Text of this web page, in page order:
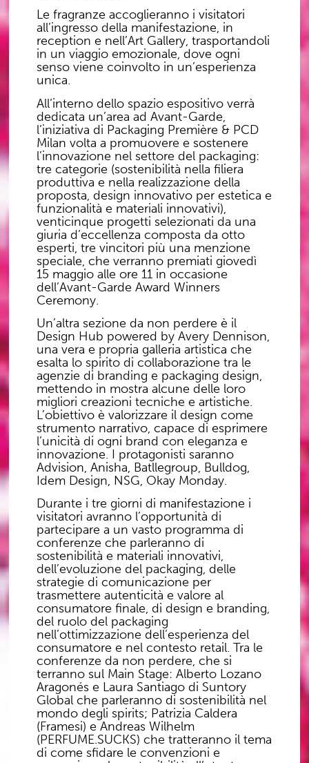
Le fragranze accoglieranno i visitatori
all’ingresso della manifestazione, in
reception e nell’Art Gallery, trasportandoli
in un viaggio emozionale, dove ogni
senso viene coinvolto in un’esperienza
unica.
All’interno dello spazio espositivo verrà
dedicata un’area ad Avant-Garde,
l’iniziativa di Packaging Première & PCD
Milan volta a promuovere e sostenere
l’innovazione nel settore del packaging:
tre categorie (sostenibilità nella filiera
produttiva e nella realizzazione della
proposta, design innovativo per estetica e
funzionalità e materiali innovativi),
venticinque progetti selezionati da una
giuria d’eccellenza composta da otto
esperti, tre vincitori più una menzione
speciale, che verranno premiati giovedì
15 maggio alle ore 11 in occasione
dell’Avant-Garde Award Winners
Ceremony.
Un’altra sezione da non perdere è il
Design Hub powered by Avery Dennison,
una vera e propria galleria artistica che
esalta lo spirito di collaborazione tra le
agenzie di branding e packaging design,
mettendo in mostra alcune delle loro
migliori creazioni tecniche e artistiche.
L’obiettivo è valorizzare il design come
strumento narrativo, capace di esprimere
l’unicità di ogni brand con eleganza e
innovazione. I protagonisti saranno
Advision, Anisha, Batllegroup, Bulldog,
Idem Design, NSG, Okay Monday.
Durante i tre giorni di manifestazione i
visitatori avranno l’opportunità di
partecipare a un vasto programma di
conferenze che parleranno di
sostenibilità e materiali innovativi,
dell’evoluzione del packaging, delle
strategie di comunicazione per
trasmettere autenticità e valore al
consumatore finale, di design e branding,
del ruolo del packaging
nell’ottimizzazione dell’esperienza del
consumatore e nel contesto retail. Tra le
conferenze da non perdere, che si
terranno sul Main Stage: Alberto Lozano
Aragonés e Laura Santiago di Suntory
Global che parleranno di sostenibilità nel
mondo degli spirits; Patrizia Caldera
(Framesi) e Andreas Wilhelm
(PERFUME.SUCKS) che tratteranno il tema
di come sfidare le convenzioni e